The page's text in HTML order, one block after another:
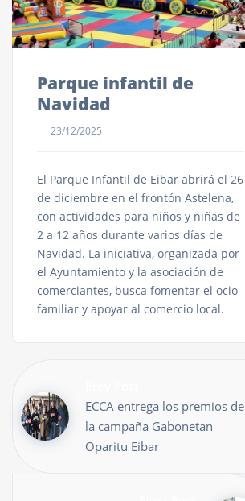
Parque infantil de
Navidad
23/12/2025
El Parque Infantil de Eibar abrirá el 26
de diciembre en el frontón Astelena,
con actividades para niños y niñas de
2 a 12 años durante varios días de
Navidad. La iniciativa, organizada por
el Ayuntamiento y la asociación de
comerciantes, busca fomentar el ocio
familiar y apoyar al comercio local.
ECCA entrega los premios de
la campaña Gabonetan
Oparitu Eibar